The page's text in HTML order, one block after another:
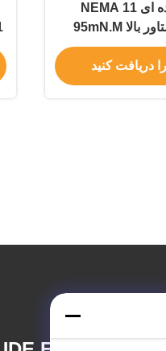
موتور پله ای دنده ای NEMA 11
28x28mm با گشتاور بالا 95mN.M
دریافت کنید